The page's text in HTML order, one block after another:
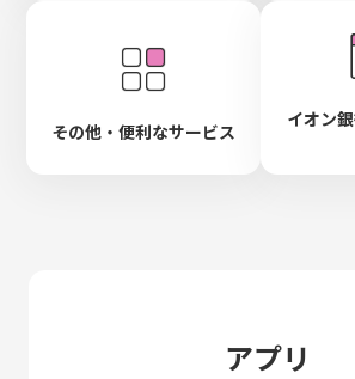
その他・便利なサービス
イオン
アプリ